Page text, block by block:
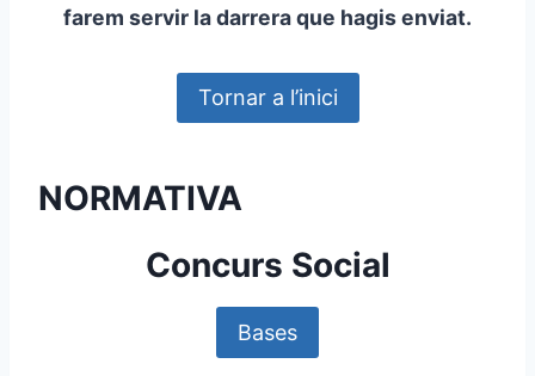
farem servir la darrera que hagis enviat.
Tornar a l’inici
NORMATIVA
Concurs Social
Bases